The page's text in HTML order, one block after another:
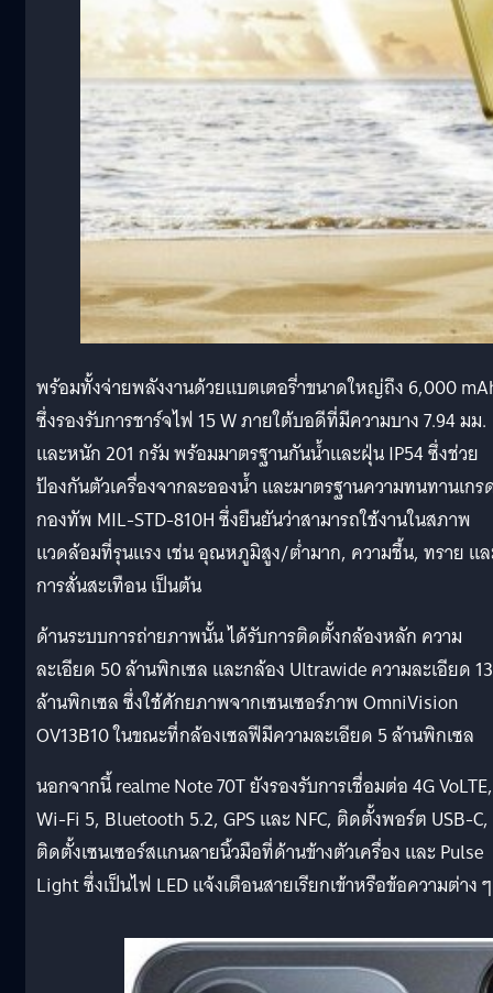
พร้อมทั้งจ่ายพลังงานด้วยแบตเตอรี่าขนาดใหญ่ถึง 6,000
ซึ่งรองรับการชาร์จไฟ 15 W ภายใต้บอดีที่มีความบาง 7.94 มม.
และหนัก 201 กรัม พร้อมมาตรฐานกันน้ำและฝุ่น IP54 ซึ่งช่วย
ป้องกันตัวเครื่องจากละอองน้ำ และมาตรฐานความทนทานเกร
กองทัพ MIL-STD-810H ซึ่งยืนยันว่าสามารถใช้งานในสภาพ
แวดล้อมที่รุนแรง เช่น อุณหภูมิสูง/ต่ำมาก, ความชื้น, ทราย แ
การสั่นสะเทือน เป็นต้น
ด้านระบบการถ่ายภาพนั้น ได้รับการติดตั้งกล้องหลัก ความ
ละเอียด 50 ล้านพิกเซล และกล้อง Ultrawide ความละเอียด 13
ล้านพิกเซล ซึ่งใช้ศักยภาพจากเซนเซอร์ภาพ OmniVision
OV13B10 ในขณะที่กล้องเซลฟีมีความละเอียด 5 ล้านพิกเซล
นอกจากนี้ realme Note 70T ยังรองรับการเชื่อมต่อ 4G VoLTE,
Wi-Fi 5, Bluetooth 5.2, GPS และ NFC, ติดตั้งพอร์ต USB-C,
ติดตั้งเซนเซอร์สแกนลายนิ้วมือที่ด้านข้างตัวเครื่อง และ Pulse
Light ซึ่งเป็นไฟ LED แจ้งเตือนสายเรียกเข้าหรือข้อความต่าง ๆ